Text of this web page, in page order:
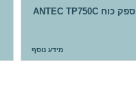
ספק כוח ANTEC TP750C
מידע נוסף